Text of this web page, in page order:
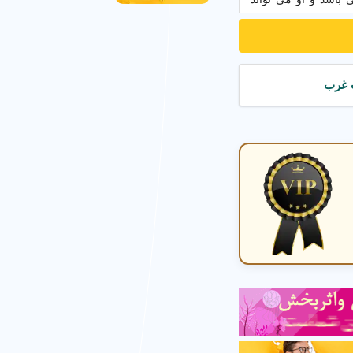
به صورت تخصصی
بیشتر آشنا شویم.
فضای بسته آتلیه
خیابانی،
عکاسی
مراسمات ،عکاسی
باید به این موضوع